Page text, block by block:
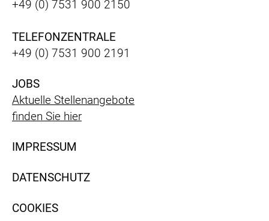
+49 (0) 7531 900 2150
TELEFONZENTRALE
+49 (0) 7531 900 2191
JOBS
Aktuelle Stellenangebote
finden Sie hier
IMPRESSUM
DATENSCHUTZ
COOKIES